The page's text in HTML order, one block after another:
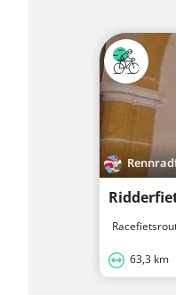
63,3 km